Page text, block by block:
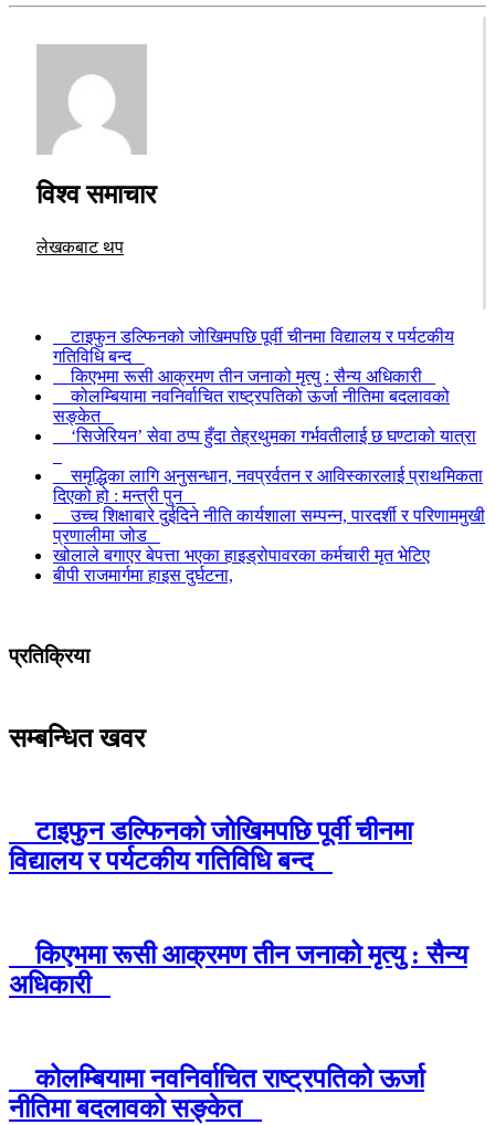
विश्व समाचार
लेखकबाट थप
टाइफुन डल्फिनको जोखिमपछि पूर्वी चीनमा विद्यालय र पर्यटकीय
गतिविधि बन्द
किएभमा रूसी आक्रमण तीन जनाको मृत्यु : सैन्य अधिकारी
कोलम्बियामा नवनिर्वाचित राष्ट्रपतिको ऊर्जा नीतिमा बदलावको
सङ्केत
‘सिजेरियन’ सेवा ठप्प हुँदा तेह्रथुमका गर्भवतीलाई छ घण्टाको यात्रा
समृद्धिका लागि अनुसन्धान, नवप्रर्वतन र आविस्कारलाई प्राथमिकता
दिएको हो : मन्त्री पुन
उच्च शिक्षाबारे दुईदिने नीति कार्यशाला सम्पन्न, पारदर्शी र परिणाममुखी
प्रणालीमा जोड
खोलाले बगाएर बेपत्ता भएका हाइड्रोपावरका कर्मचारी मृत भेटिए
बीपी राजमार्गमा हाइस दुर्घटना,
प्रतिक्रिया
सम्बन्धित खवर
टाइफुन डल्फिनको जोखिमपछि पूर्वी चीनमा
विद्यालय र पर्यटकीय गतिविधि बन्द
किएभमा रूसी आक्रमण तीन जनाको मृत्यु : सैन्य
अधिकारी
कोलम्बियामा नवनिर्वाचित राष्ट्रपतिको ऊर्जा
नीतिमा बदलावको सङ्केत